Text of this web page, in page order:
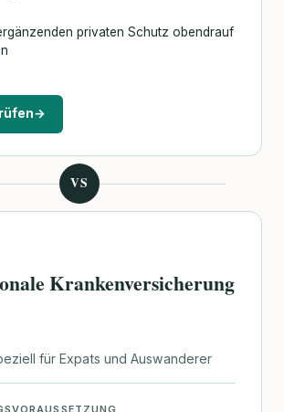
privaten Schutz obendrauf
→
VS
Krankenversicherung
für Expats und Auswanderer